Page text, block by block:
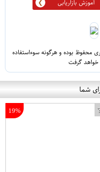
آموزش بازاریابی
محفوظ بوده و هرگونه سوءاستفاده
خواهد گرفت
شما
19%